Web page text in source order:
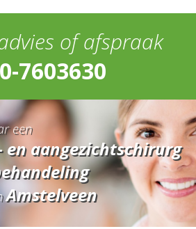
of afspraak
7603630
een
en aangezichtschirurg
Amstelveen